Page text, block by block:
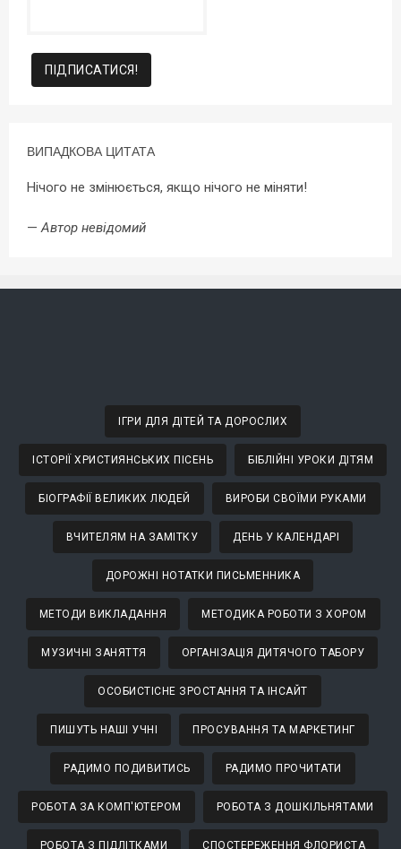
ВИПАДКОВА ЦИТАТА
Нічого не змінюється, якщо нічого не міняти!
—Автор невідомий
ІГРИ ДЛЯ ДІТЕЙ ТА ДОРОСЛИХ
ІСТОРІЇ ХРИСТИЯНСЬКИХ ПІСЕНЬ БІБЛІЙНІ УРОКИ ДІТЯМ
БІОГРАФІЇ ВЕЛИКИХ ЛЮДЕЙ ВИРОБИ СВОЇМИ РУКАМИ
ВЧИТЕЛЯМ НА ЗАМІТКУ ДЕНЬ У КАЛЕНДАРІ
ДОРОЖНІ НОТАТКИ ПИСЬМЕННИКА
МЕТОДИ ВИКЛАДАННЯ МЕТОДИКА РОБОТИ З ХОРОМ
МУЗИЧНІ ЗАНЯТТЯ ОРГАНІЗАЦІЯ ДИТЯЧОГО ТАБОРУ
ОСОБИСТІСНЕ ЗРОСТАННЯ ТА ІНСАЙТ
ПИШУТЬ НАШІ УЧНІ ПРОСУВАННЯ ТА МАРКЕТИНГ
РАДИМО ПОДИВИТИСЬ РАДИМО ПРОЧИТАТИ
РОБОТА ЗА КОМП'ЮТЕРОМ РОБОТА З ДОШКІЛЬНЯТАМИ
РОБОТА З ПІДЛІТКАМИ СПОСТЕРЕЖЕННЯ ФЛОРИСТА